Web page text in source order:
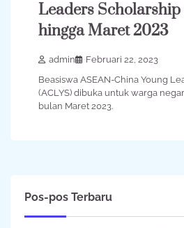
Leaders
hingga Maret 2023
admin
Februari 22, 2023
Beasiswa ASEAN-China Young
(ACLYS) dibuka untuk warga
bulan Maret 2023.
Pos-pos Terbaru